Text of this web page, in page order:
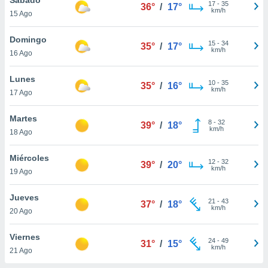
en
más
nuestra
de
cookies
aceptar
15 Ago
36° / 17° 17- 35
km/h
Domingo
16 Ago
35° / 17° 15- 34
km/h
Lunes
17 Ago
35° / 16° 10- 35
km/h
Martes
18 Ago
39° / 18° 8- 32
km/h
Miércoles
19 Ago
39° / 20° 12- 32
km/h
Jueves
20 Ago
37° / 18° 21 - 43
km/h
Viernes
21 Ago
31° / 15° 24- 49
km/h